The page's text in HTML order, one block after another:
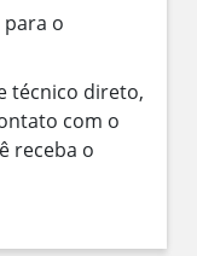
o
técnico direto,
com o
receba o